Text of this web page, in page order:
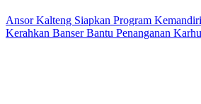
Ansor Kalteng Siapkan Program
Kerahkan Banser Bantu Penanganan